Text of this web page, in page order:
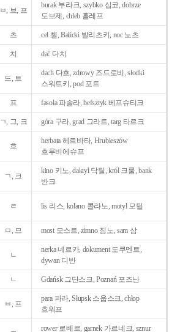
ㅂ, 브, 프
burak 부라크, szybko 십코, dobrze
도브제, chleb 흘레프
츠 cel 첼, Balicki 발리츠키, noc 노츠
치 dać 다치
드, 트
dach 다흐, zdrowy 즈드로비, słodki
스워트키, pod 포트
프 fasola 파솔라, befsztyk 베프슈티크
ㄱ, 그, 크 góra 구라, grad 그라트, targ 타르크
흐
herbata 헤르바타, Hrubieszów
흐루비에슈프
ㄱ, 크
kino 키노, daktyl 닥틸, król 크룰, bank
반크
ㄹ lis 리스, kolano 콜라노, motyl 모틸
ㅁ, 므 most 모스트, zimno 짐노, sam 삼
ㄴ
nerka 네르카, dokument 도쿠멘트,
dywan 디반
ㄴ Gdańsk 그단스크, Poznań 포즈난
ㅂ, 프
para 파라, Słupsk 스웁스크, chłop
흐워프
rower 로베르, garnek 가르네크, sznur